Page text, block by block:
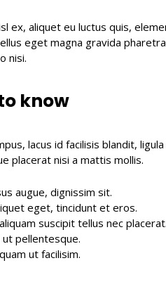
ex, aliquet eu luctus quis,
eget magna gravida
nisi.
know
lacus id facilisis blandit,
placerat nisi a mattis mollis.
augue, dignissim sit.
eget, tincidunt et eros.
suscipit tellus nec placerat.
ut pellentesque.
ut facilisim.